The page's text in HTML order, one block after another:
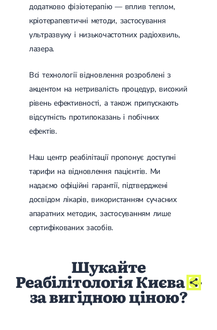
додатково фізіотерапію — вплив теплом,
кріотерапевтичні методи, застосування
ультразвуку і низькочастотних радіохвиль,
лазера.
Всі технології відновлення розроблені з
акцентом на нетривалість процедур, високий
рівень ефективності, а також припускають
відсутність протипоказань і побічних
ефектів.
Наш центр реабілітації пропонує доступні
тарифи на відновлення пацієнтів. Ми
надаємо офіційні гарантії, підтверджені
досвідом лікарів, використанням сучасних
апаратних методик, застосуванням лише
сертифікованих засобів.
Шукайте
Реабілітологія Києва -
за вигідною ціною?